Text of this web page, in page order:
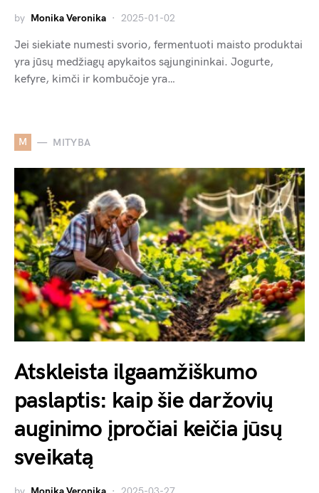
by Monika Veronika 2025-01-02
Jei siekiate numesti svorio, fermentuoti maisto produktai
yra jūsų medžiagų apykaitos sąjungininkai. Jogurte,
kefyre, kimči ir kombučoje yra…
M MITYBA
Atskleista ilgaamžiškumo
paslaptis: kaip šie daržovių
auginimo įpročiai keičia jūsų
sveikatą